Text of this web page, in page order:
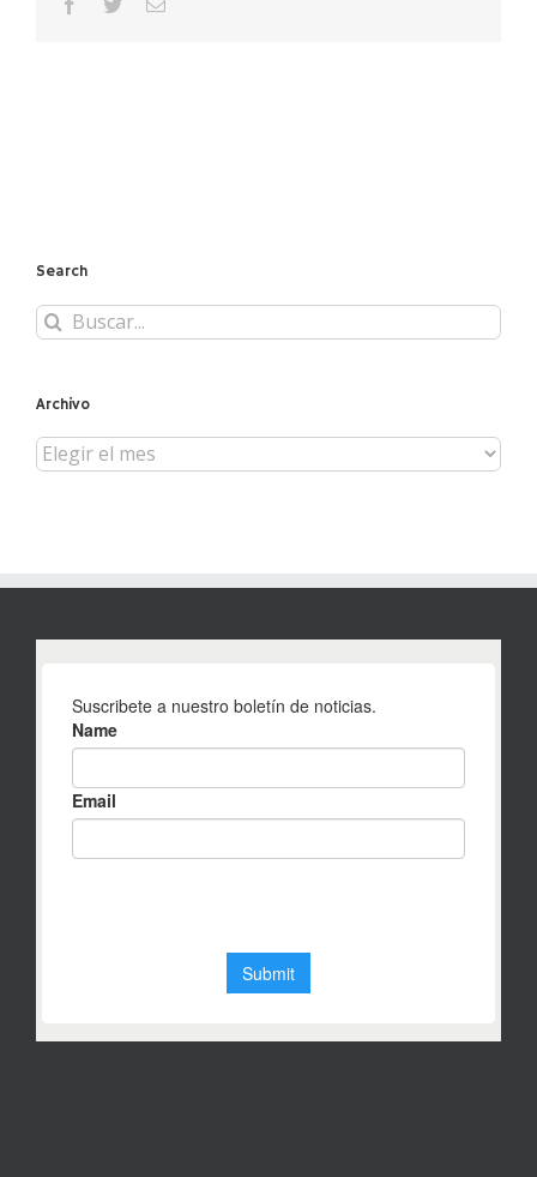
Search
Buscar:
Archivo
Archivo